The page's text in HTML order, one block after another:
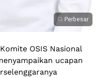
Perbesar
OSIS Nasional
ucapan